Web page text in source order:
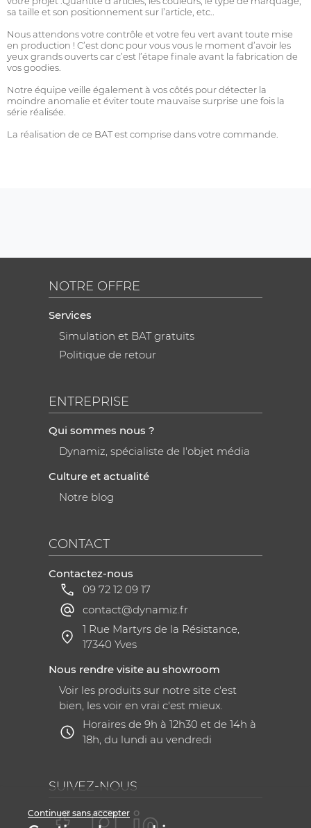
sa taille et son positionnement sur l’article, etc..
Nous attendons votre contrôle et votre feu vert avant toute mise
en production ! C’est donc pour vous vous le moment d’avoir les
yeux grands ouverts car c’est l’étape finale avant la fabrication de
vos goodies.
Notre équipe veille également à vos côtés pour détecter la
moindre anomalie et éviter toute mauvaise surprise une fois la
série réalisée.
La réalisation de ce BAT est comprise dans votre commande.
NOTRE OFFRE
Services
Simulation et BAT gratuits
Politique de retour
ENTREPRISE
Qui sommes nous ?
Dynamiz, spécialiste de l'objet média
Culture et actualité
Notre blog
CONTACT
Contactez-nous
09 72 12 09 17
contact@dynamiz.fr
1 Rue Martyrs de la Résistance,
17340 Yves
Nous rendre visite au showroom
Voir les produits sur notre site c'est
bien, les voir en vrai c'est mieux.
Horaires de 9h à 12h30 et de 14h à
18h, du lundi au vendredi
SUIVEZ-NOUS
Continuer sans accepter